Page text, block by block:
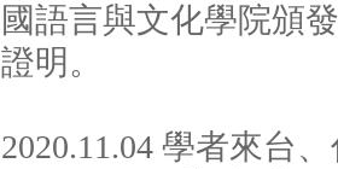
國語言與文化學院頒
證明。
2020.11.04 學者來台